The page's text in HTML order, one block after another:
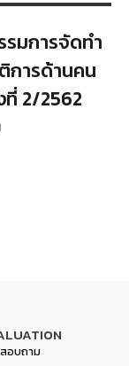
มการจัดทำ
การด้านคน
ที่ 2/2562
อบถาม